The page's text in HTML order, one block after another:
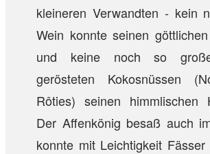
kleineren Verwandten - kein
Wein konnte seinen
und keine noch so
gerösteten Kokosnüssen
Rôties) seinen himmlischen
Der Affenkönig besaß auch
konnte mit Leichtigkeit